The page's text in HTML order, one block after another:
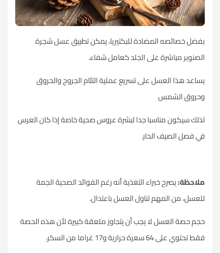
بفضل خصائصه المضادة للبكتيريا، يمكن تطبيق عسل شجرة
الصنوبر مباشرة على الجلد كعامل شفاء.
يساعد هذا العسل على تسريع عملية التئام الجروح والحروق
وحروق الشمس
لذلك سيكون مناسبا جدا لبشرة عروس صحية خاصة إذا كان العرس
في فصل الصيف الحار.
ملاحظة:يصرح خبراء التغذية أنه رغم الفوائد الصحية الجمة
للعسل، من المهم تناول العسل باعتدال.
حجم حصة العسل لا يجب أن يتجاوز ملعقة كبيرة لأن هذه الحصة
فقط تحتوي على 64 سعرة حرارية و17 غراما من السكر.